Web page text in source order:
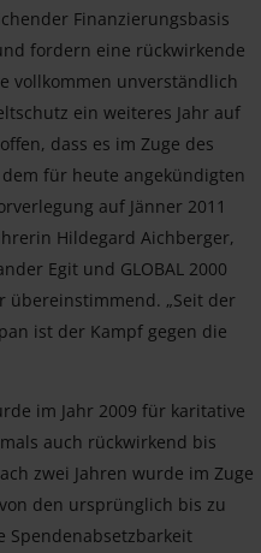
Finanzierungsbasis
fordern eine rückwirkende
vollkommen unverständlich
ein weiteres Jahr auf
dass es im Zuge des
für heute angekündigten
auf Jänner 2011
Hildegard Aichberger,
Egit und GLOBAL 2000
übereinstimmend. „Seit der
ist der Kampf gegen die
im Jahr 2009 für karitative
auch rückwirkend bis
zwei Jahren wurde im Zuge
den ursprünglich bis zu
Spendenabsetzbarkeit